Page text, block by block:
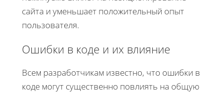
сайта и уменьшает положительный опыт
пользователя.
Ошибки в коде и их влияние
Всем разработчикам известно, что ошибки в
коде могут существенно повлиять на общую